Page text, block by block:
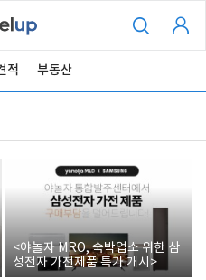
적 부동산
<야놀자 MRO, 숙박업소 위한 삼
성전자 가전제품 특가 개시>